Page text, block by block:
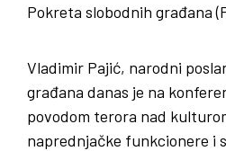
Pokreta slobodnih građana
Vladimir Pajić, narodni
građana danas je na
povodom terora nad
naprednjačke funkcionere i